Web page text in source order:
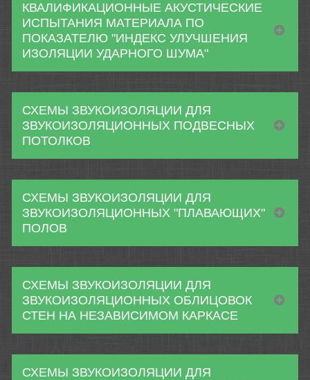
КВАЛИФИКАЦИОННЫЕ АКУСТИЧЕСКИЕ
ИСПЫТАНИЯ МАТЕРИАЛА ПО
ПОКАЗАТЕЛЮ "ИНДЕКС УЛУЧШЕНИЯ
ИЗОЛЯЦИИ УДАРНОГО ШУМА"
СХЕМЫ ЗВУКОИЗОЛЯЦИИ ДЛЯ
ЗВУКОИЗОЛЯЦИОННЫХ ПОДВЕСНЫХ
ПОТОЛКОВ
СХЕМЫ ЗВУКОИЗОЛЯЦИИ ДЛЯ
ЗВУКОИЗОЛЯЦИОННЫХ "ПЛАВАЮЩИХ"
ПОЛОВ
СХЕМЫ ЗВУКОИЗОЛЯЦИИ ДЛЯ
ЗВУКОИЗОЛЯЦИОННЫХ ОБЛИЦОВОК
СТЕН НА НЕЗАВИСИМОМ КАРКАСЕ
СХЕМЫ ЗВУКОИЗОЛЯЦИИ ДЛЯ